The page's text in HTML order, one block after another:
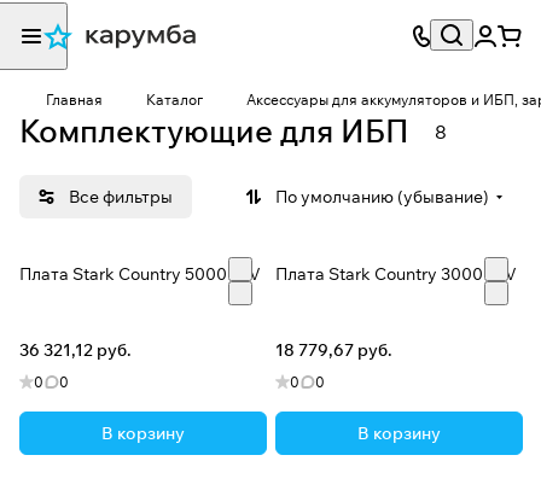
Главная Каталог Аксессуары для аккумуляторов и ИБП,
Комплектующие для ИБП 8
Все фильтры По умолчанию (убывание)
Плата Stark Country 5000 INV
36 321,12 руб.
0 0
В корзину
Плата Stark Country 3000 INV
18 779,67 руб.
0 0
В корзину